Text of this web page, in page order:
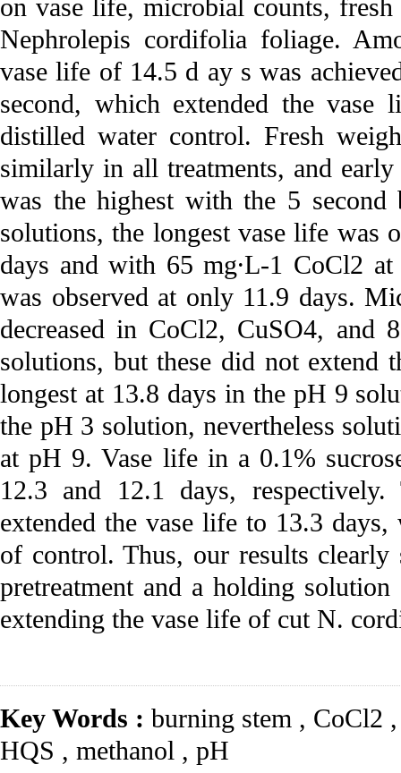
on vase life, microbial counts,
Nephrolepis cordifolia foliage.
vase life of 14.5 d ay s was
second, which extended the
distilled water control. Fresh
similarly in all treatments, and
was the highest with the 5 second
solutions, the longest vase life was
days and with 65 mg·L-1 CoCl2
was observed at only 11.9 days.
decreased in CoCl2, CuSO4, and
solutions, but these did not extend
longest at 13.8 days in the pH 9
the pH 3 solution, nevertheless
at pH 9. Vase life in a 0.1%
12.3 and 12.1 days,
extended the vase life to 13.3
of control. Thus, our results clearly
pretreatment and a holding
extending the vase life of cut N.
Key Words : burning stem , CoCl2 ,
HQS , methanol , pH